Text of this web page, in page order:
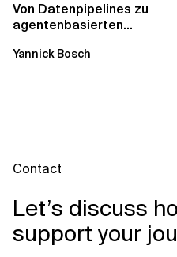
Von Datenpipelines zu
agentenbasierten
Analytics...
Yannick Bosch
Contact
Let’s discuss
support your